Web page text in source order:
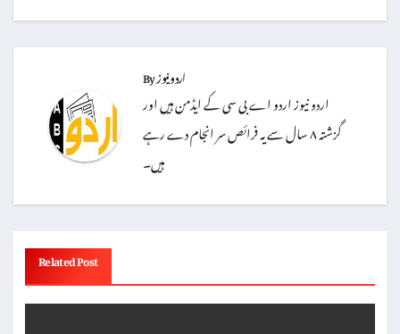
Byاردو نیوز
اردو نیوز اردو اے بی سی کے ایڈمن ہیں اور
گزشتہ ۸ سال سے یہ فرائص سر انجام دے رہے
ہیں۔
Related Post